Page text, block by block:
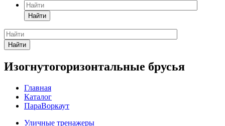
Найти
Найти
Изогнутогоризонтальные брусья
Главная
Каталог
ПараВоркаут
Уличные тренажеры